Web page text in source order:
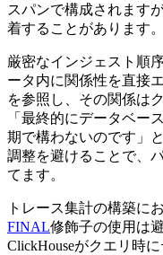
スパンで構成されます
着することがあります。
厳密なインジェスト順
ータ内に関係性を直接
を参照し、その関係は
「最終的にデータベー
期で構わないのです」
調整を避けることで、
てます。
トレース集計の構築に
FINAL修飾子の使用は
ClickHouseがクエリ時